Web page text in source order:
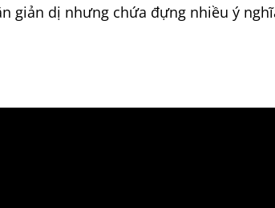
dị nhưng chứa đựng nhiều ý